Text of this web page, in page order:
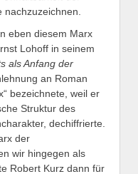
eben diesem Marx
Lohoff in seinem
als Anfang der
an Roman
bezeichnete, weil er
Struktur des
dechiffrierte.
der
wir hingegen als
Robert Kurz dann für